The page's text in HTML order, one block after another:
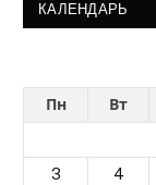
КАЛЕНДАРЬ
Пн Вт
3
4